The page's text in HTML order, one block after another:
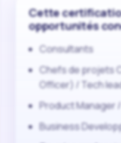
Cette
opportunités
Consultants
Chefs de projets
Officer) / Tech
Product Manager
Business